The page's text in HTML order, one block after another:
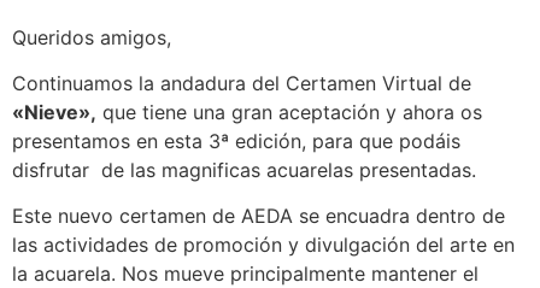
Queridos amigos,
Continuamos la andadura del Certamen Virtual de
«Nieve», que tiene una gran aceptación y ahora os
presentamos en esta 3ª edición, para que podáis
disfrutar de las magnificas acuarelas presentadas.
Este nuevo certamen de AEDA se encuadra dentro de
las actividades de promoción y divulgación del arte en
la acuarela. Nos mueve principalmente mantener el